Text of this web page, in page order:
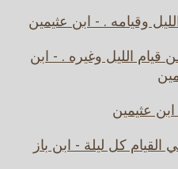
وقيامه . - ابن عثيمين
قيام الليل وغيره . - ابن
ابن عثيمين
كل ليلة - ابن باز